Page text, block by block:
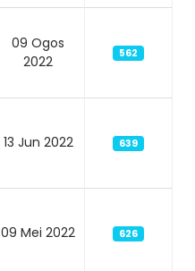
09 Ogos
2022
562
13 Jun 2022 639
09 Mei 2022 626